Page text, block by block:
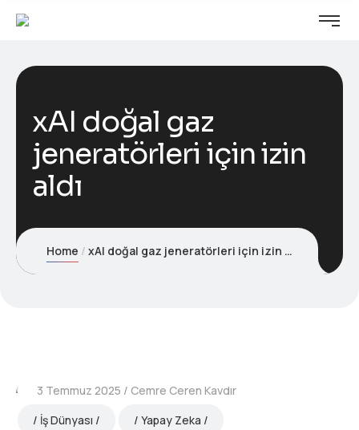
xAI doğal gaz
jeneratörleri için izin
aldı
Home xAI doğal gaz jeneratörleri için izin aldı
3 Temmuz 2025
Cemre Ceren Kavdır
İş Dünyası
Yapay Zeka